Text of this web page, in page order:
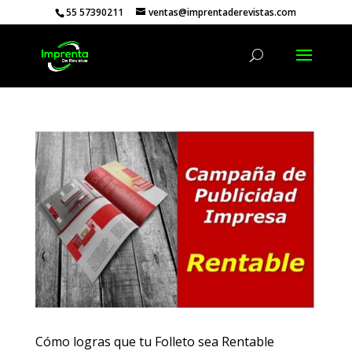
55 57390211 ventas@imprentaderevistas.com
Cómo logras que tu Folleto sea Rentable